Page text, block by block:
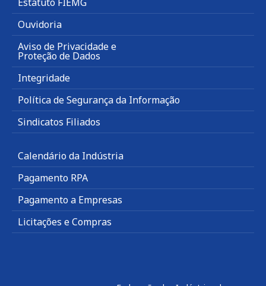
Ouvidoria
Aviso de Privacidade e
Proteção de Dados
Integridade
Política de Segurança da Informação
Sindicatos Filiados
Calendário da Indústria
Pagamento RPA
Pagamento a Empresas
Licitações e Compras